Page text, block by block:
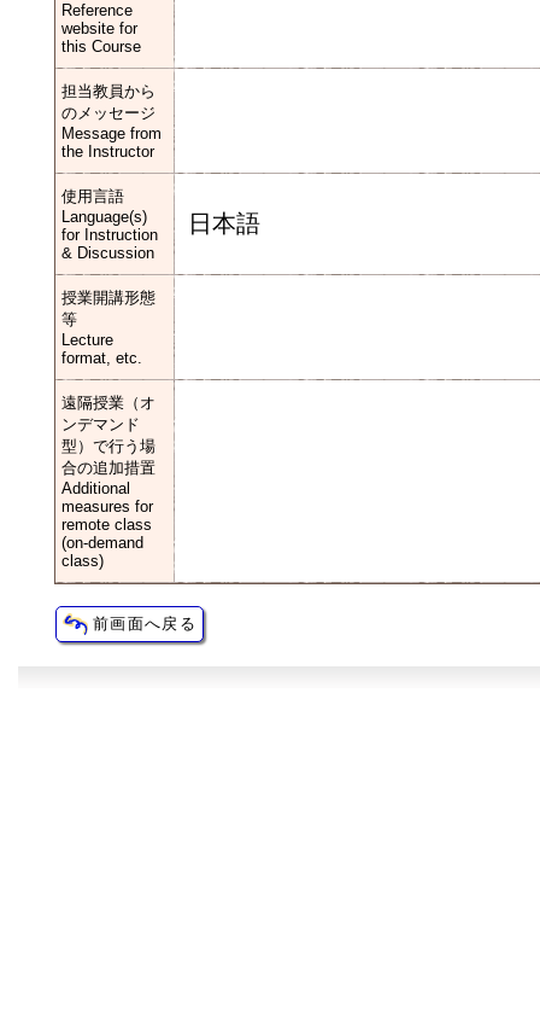
Reference
website for
this Course
担当教員から
のメッセージ
Message from
the Instructor
使用言語
Language(s)
for Instruction
& Discussion
日本語
授業開講形態
等
Lecture
format, etc.
遠隔授業（オ
ンデマンド
型）で行う場
合の追加措置
Additional
measures for
remote class
(on-demand
class)